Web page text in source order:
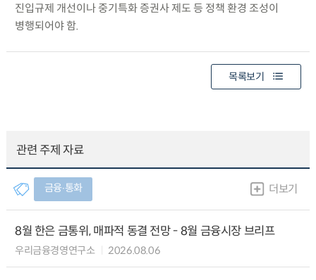
진입규제 개선이나 중기특화 증권사 제도 등 정책 환경 조성이
병행되어야 함.
목록보기
관련 주제 자료
금융∙통화 더보기
8월 한은 금통위, 매파적 동결 전망 - 8월 금융시장 브리프
우리금융경영연구소 2026.08.06